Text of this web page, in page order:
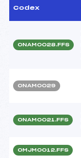
Codex
ONAM0028.FFS
ONAM0029
ONAM0021.FFS
OMJM0012.FFS